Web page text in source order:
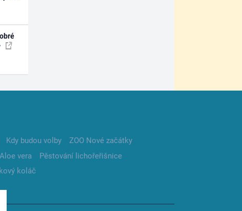
Kdy budou volby
ZOO Nové začátky
Aloe vera
Pěstování lichořeřišnice
koláč